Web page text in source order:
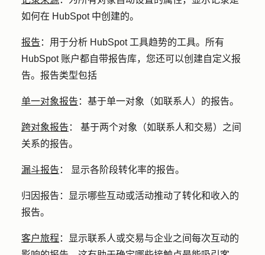
如何在 HubSpot 中创建的。
报告 ：用于分析 HubSpot 工具趋势的工具。所有
HubSpot 账户都自带报告库，您还可以创建自定义报
告。报告类型包括
单一对象报告 ： 基于单一对象（如联系人）的报告。
跨对象报告 ： 基于两个对象（如联系人和交易）之间
关系的报告。
漏斗报告 ： 显示各阶段转化率的报告。
归因报告：
显示哪些互动或活动推动了转化和收入的
报告。
客户旅程 ：
显示联系人或交易与企业之间每次互动的